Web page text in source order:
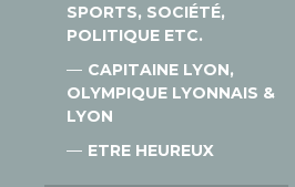
SPORTS, SOCIÉTÉ,
POLITIQUE ETC.
CAPITAINE LYON,
OLYMPIQUE LYONNAIS &
LYON
ETRE HEUREUX